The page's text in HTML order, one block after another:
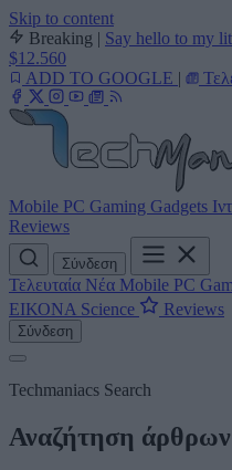
Skip to content
Breaking | Say hello to my
$12.560
ADD TO GOOGLE |
Mobile PC Gaming Gadgets
Reviews
Σύνδεση
Τελευταία Νέα Mobile PC
ΕΙΚΟΝΑ Science Reviews
Σύνδεση
Techmaniacs Search
Αναζήτηση άρθρων